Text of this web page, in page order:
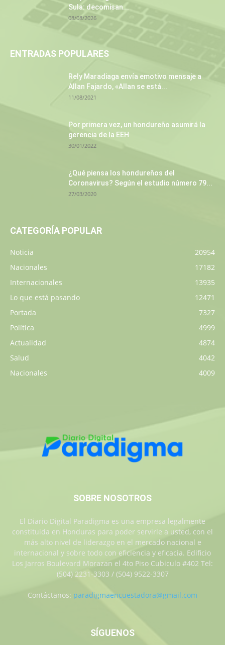
Sula: decomisan...
08/08/2026
ENTRADAS POPULARES
Rely Maradiaga envía emotivo mensaje a
Allan Fajardo, «Allan se está...
11/08/2021
Por primera vez, un hondureño asumirá la
gerencia de la EEH
30/01/2022
¿Qué piensa los hondureños del
Coronavirus? Según el estudio número 79...
27/03/2020
CATEGORÍA POPULAR
Noticia
20954
Nacionales
17182
Internacionales
13935
Lo que está pasando
12471
Portada
7327
Política
4999
Actualidad
4874
Salud
4042
Nacionales
4009
SOBRE NOSOTROS
El Diario Digital Paradigma es una empresa legalmente
constituida en Honduras para poder servirle a usted, con el
más alto nivel de liderazgo en el mercado nacional e
internacional y sobre todo con eficiencia y eficacia. Edificio
Los Jarros Boulevard Morazan el 4to Piso Cubiculo #402 Tel:
(504) 2231-3303 / (504) 9522-3307
Contáctanos: paradigmaencuestadora@gmail.com
SÍGUENOS